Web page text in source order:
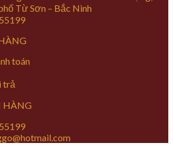
Từ Sơn – Bắc Ninh
toán
trả
HÀNG